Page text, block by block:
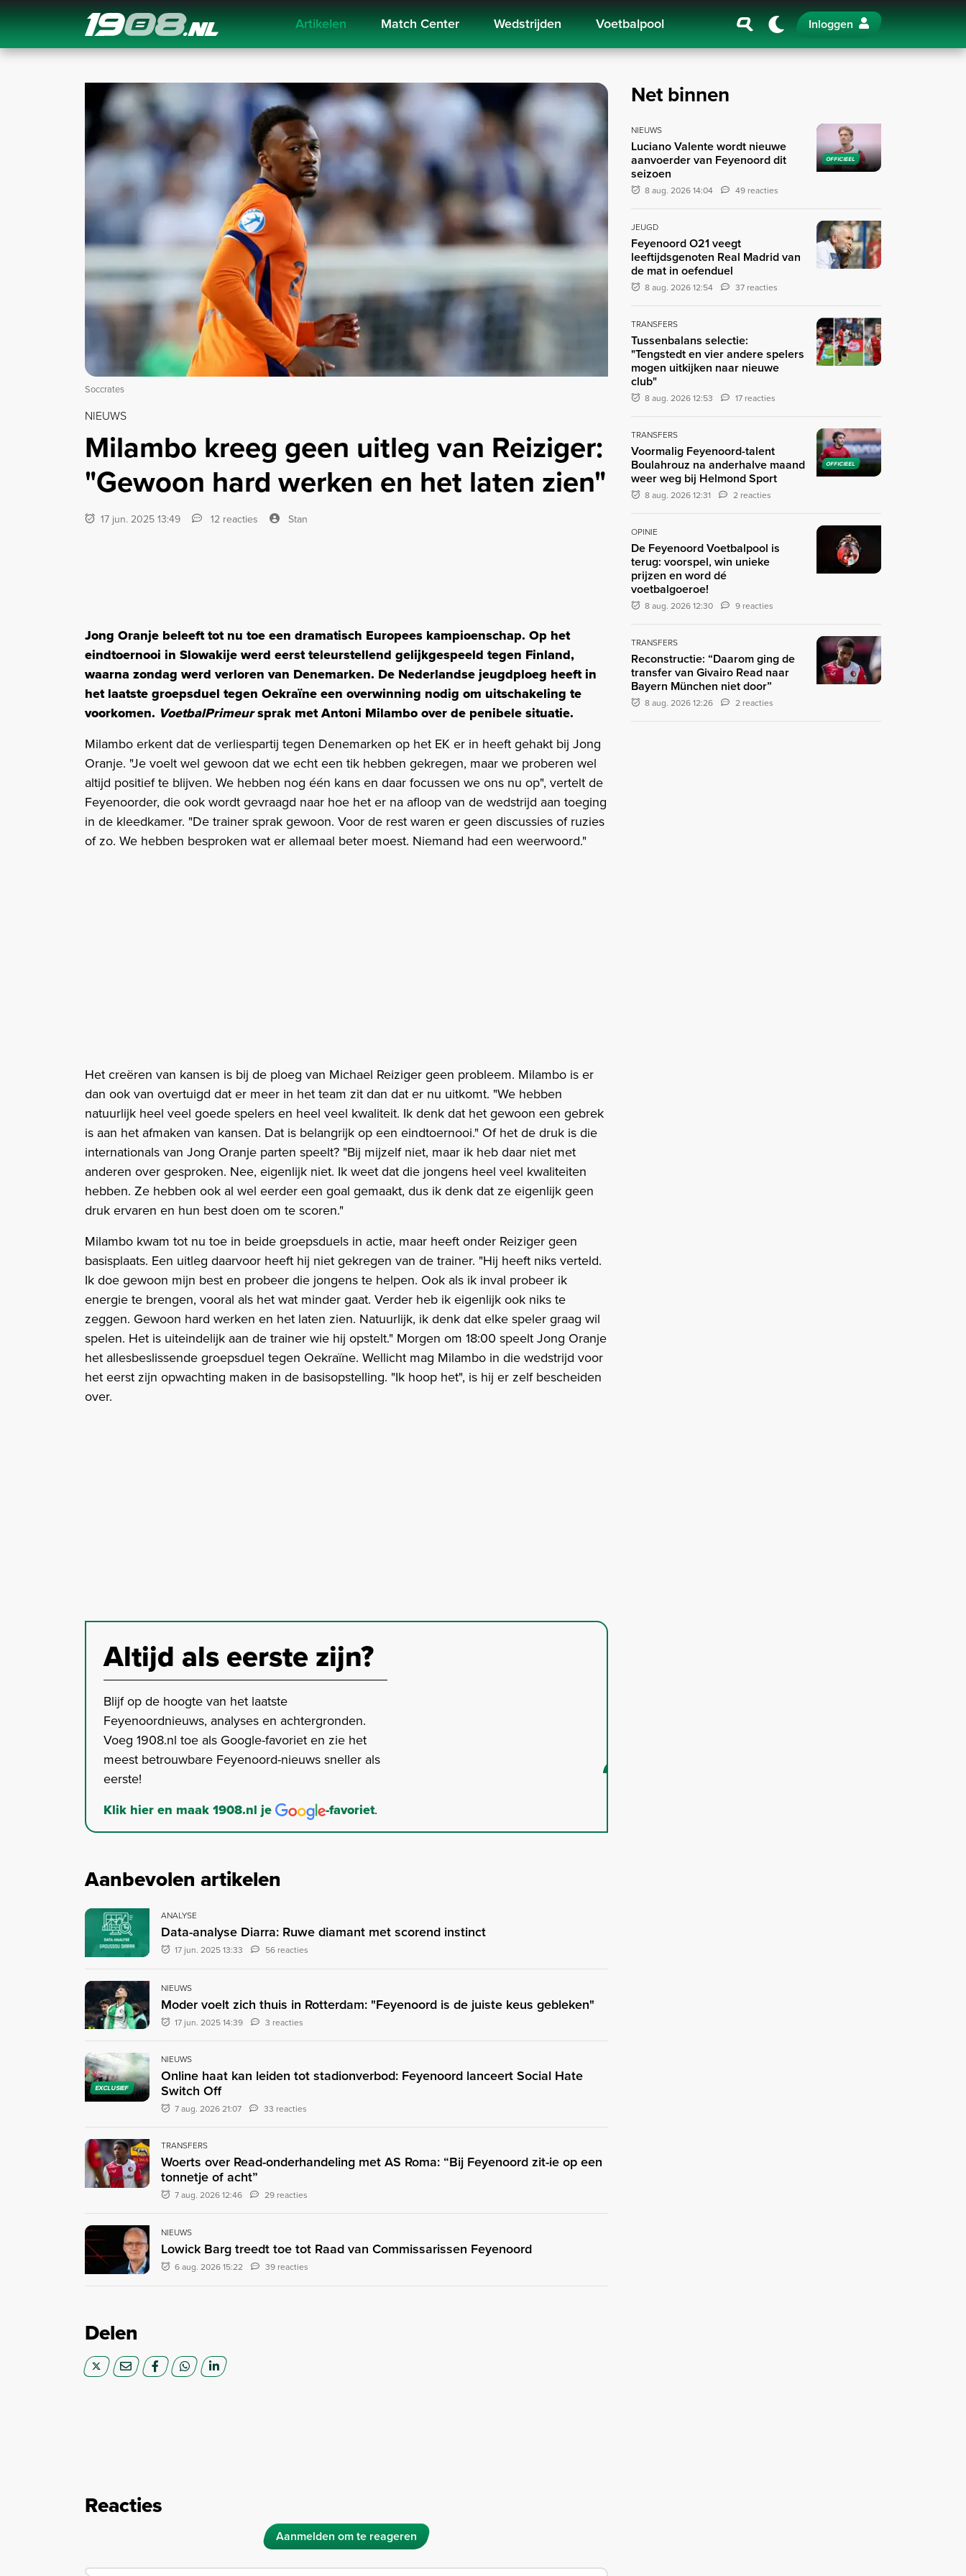
Navigation Artikelen Match Center Wedstrijden Voetbalpool Inloggen
Soccrates
NIEUWS
Milambo kreeg geen uitleg van Reiziger:
"Gewoon hard werken en het laten zien"
17 jun. 2025 13:49 12 reacties Stan
Jong Oranje beleeft tot nu toe een dramatisch Europees kampioenschap. Op het
eindtoernooi in Slowakije werd eerst teleurstellend gelijkgespeeld tegen Finland,
waarna zondag werd verloren van Denemarken. De Nederlandse jeugdploeg heeft in
het laatste groepsduel tegen Oekraïne een overwinning nodig om uitschakeling te
voorkomen. VoetbalPrimeursprak met Antoni Milambo over de penibele situatie.
Milambo erkent dat de verliespartij tegen Denemarken op het EK er in heeft gehakt bij Jong
Oranje. "Je voelt wel gewoon dat we echt een tik hebben gekregen, maar we proberen wel
altijd positief te blijven. We hebben nog één kans en daar focussen we ons nu op", vertelt de
Feyenoorder, die ook wordt gevraagd naar hoe het er na afloop van de wedstrijd aan toeging
in de kleedkamer. "De trainer sprak gewoon. Voor de rest waren er geen discussies of ruzies
of zo. We hebben besproken wat er allemaal beter moest. Niemand had een weerwoord."
Het creëren van kansen is bij de ploeg van Michael Reiziger geen probleem. Milambo is er
dan ook van overtuigd dat er meer in het team zit dan dat er nu uitkomt. "We hebben
natuurlijk heel veel goede spelers en heel veel kwaliteit. Ik denk dat het gewoon een gebrek
is aan het afmaken van kansen. Dat is belangrijk op een eindtoernooi." Of het de druk is die
internationals van Jong Oranje parten speelt? "Bij mijzelf niet, maar ik heb daar niet met
anderen over gesproken. Nee, eigenlijk niet. Ik weet dat die jongens heel veel kwaliteiten
hebben. Ze hebben ook al wel eerder een goal gemaakt, dus ik denk dat ze eigenlijk geen
druk ervaren en hun best doen om te scoren."
Milambo kwam tot nu toe in beide groepsduels in actie, maar heeft onder Reiziger geen
basisplaats. Een uitleg daarvoor heeft hij niet gekregen van de trainer. "Hij heeft niks verteld.
Ik doe gewoon mijn best en probeer die jongens te helpen. Ook als ik inval probeer ik
energie te brengen, vooral als het wat minder gaat. Verder heb ik eigenlijk ook niks te
zeggen. Gewoon hard werken en het laten zien. Natuurlijk, ik denk dat elke speler graag wil
spelen. Het is uiteindelijk aan de trainer wie hij opstelt." Morgen om 18:00 speelt Jong Oranje
het allesbeslissende groepsduel tegen Oekraïne. Wellicht mag Milambo in die wedstrijd voor
het eerst zijn opwachting maken in de basisopstelling. "Ik hoop het", is hij er zelf bescheiden
over.
Altijd als eerste zijn?
Blijf op de hoogte van het laatste
Feyenoordnieuws, analyses en achtergronden.
Voeg 1908.nl toe als Google-favoriet en zie het
meest betrouwbare Feyenoord-nieuws sneller als
eerste!
Klik hier en maak 1908.nl je
-favoriet.
Aanbevolen artikelen
ANALYSE
Data-analyse Diarra: Ruwe diamant met scorend instinct
17 jun. 2025 13:33 56 reacties
NIEUWS
Moder voelt zich thuis in Rotterdam: "Feyenoord is de juiste keus gebleken"
17 jun. 2025 14:39 3 reacties
EXCLUSIEF
NIEUWS
Online haat kan leiden tot stadionverbod: Feyenoord lanceert Social Hate
Switch Off
7 aug. 2026 21:07 33 reacties
TRANSFERS
Woerts over Read-onderhandeling met AS Roma: “Bij Feyenoord zit-ie op een
tonnetje of acht”
7 aug. 2026 12:46 29 reacties
NIEUWS
Lowick Barg treedt toe tot Raad van Commissarissen Feyenoord
6 aug. 2026 15:22 39 reacties
Delen
Reacties
Aanmelden om te reageren
Net binnen
OFFICIEEL
NIEUWS
Luciano Valente wordt nieuwe
aanvoerder van Feyenoord dit
seizoen
8 aug. 2026 14:04 49 reacties
JEUGD
Feyenoord O21 veegt
leeftijdsgenoten Real Madrid van
de mat in oefenduel
8 aug. 2026 12:54 37 reacties
TRANSFERS
Tussenbalans selectie:
"Tengstedt en vier andere spelers
mogen uitkijken naar nieuwe
club"
8 aug. 2026 12:53 17 reacties
OFFICIEEL
TRANSFERS
Voormalig Feyenoord-talent
Boulahrouz na anderhalve maand
weer weg bij Helmond Sport
8 aug. 2026 12:31 2 reacties
OPINIE
De Feyenoord Voetbalpool is
terug: voorspel, win unieke
prijzen en word dé
voetbalgoeroe!
8 aug. 2026 12:30 9 reacties
TRANSFERS
Reconstructie: “Daarom ging de
transfer van Givairo Read naar
Bayern München niet door”
8 aug. 2026 12:26 2 reacties